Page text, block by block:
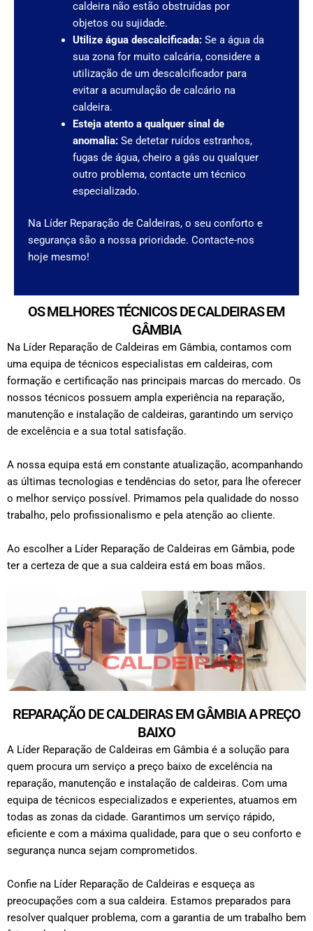
caldeira não estão obstruídas por
objetos ou sujidade.
Utilize água descalcificada:Se a água da
sua zona for muito calcária, considere a
utilização de um descalcificador para
evitar a acumulação de calcário na
caldeira.
Esteja atento a qualquer sinal de
anomalia:Se detetar ruídos estranhos,
fugas de água, cheiro a gás ou qualquer
outro problema, contacte um técnico
especializado.
Na Líder Reparação de Caldeiras, o seu conforto e
segurança são a nossa prioridade. Contacte-nos
hoje mesmo!
OS MELHORES TÉCNICOS DE CALDEIRAS EM
GÂMBIA
Na Líder Reparação de Caldeiras em Gâmbia, contamos com
uma equipa de técnicos especialistas em caldeiras, com
formação e certificação nas principais marcas do mercado. Os
nossos técnicos possuem ampla experiência na reparação,
manutenção e instalação de caldeiras, garantindo um serviço
de excelência e a sua total satisfação.
A nossa equipa está em constante atualização, acompanhando
as últimas tecnologias e tendências do setor, para lhe oferecer
o melhor serviço possível. Primamos pela qualidade do nosso
trabalho, pelo profissionalismo e pela atenção ao cliente.
Ao escolher a Líder Reparação de Caldeiras em Gâmbia, pode
ter a certeza de que a sua caldeira está em boas mãos.
REPARAÇÃO DE CALDEIRAS EM GÂMBIA A PREÇO
BAIXO
A Líder Reparação de Caldeiras em Gâmbia é a solução para
quem procura um serviço a preço baixo de excelência na
reparação, manutenção e instalação de caldeiras. Com uma
equipa de técnicos especializados e experientes, atuamos em
todas as zonas da cidade. Garantimos um serviço rápido,
eficiente e com a máxima qualidade, para que o seu conforto e
segurança nunca sejam comprometidos.
Confie na Líder Reparação de Caldeiras e esqueça as
preocupações com a sua caldeira. Estamos preparados para
resolver qualquer problema, com a garantia de um trabalho bem